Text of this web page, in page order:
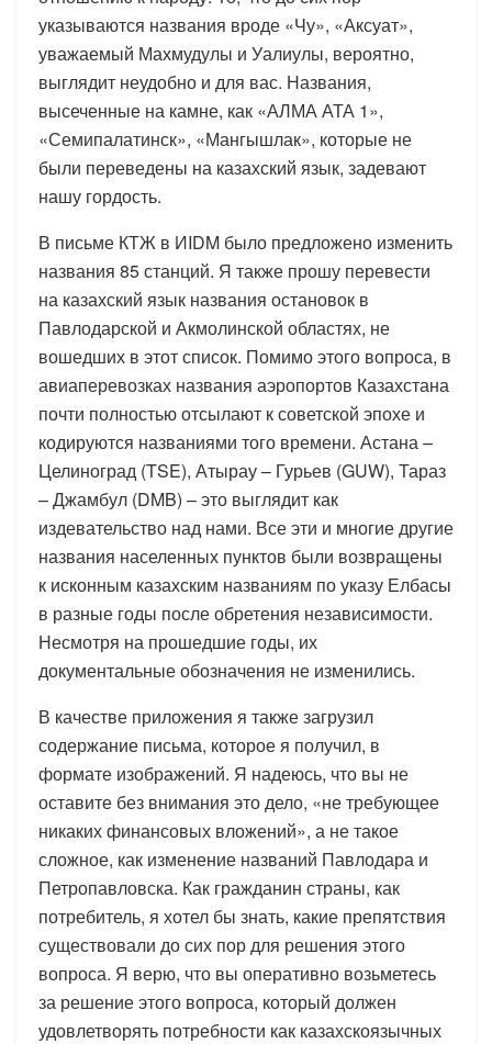
указываются названия вроде «Чу», «Аксуат»,
уважаемый Махмудулы и Уалиулы, вероятно,
выглядит неудобно и для вас. Названия,
высеченные на камне, как «АЛМА АТА 1»,
«Семипалатинск», «Мангышлак», которые не
были переведены на казахский язык, задевают
нашу гордость.
В письме КТЖ в ИIDM было предложено изменить
названия 85 станций. Я также прошу перевести
на казахский язык названия остановок в
Павлодарской и Акмолинской областях, не
вошедших в этот список. Помимо этого вопроса, в
авиаперевозках названия аэропортов Казахстана
почти полностью отсылают к советской эпохе и
кодируются названиями того времени. Астана –
Целиноград (TSE), Атырау – Гурьев (GUW), Тараз
– Джамбул (DMB) – это выглядит как
издевательство над нами. Все эти и многие другие
названия населенных пунктов были возвращены
к исконным казахским названиям по указу Елбасы
в разные годы после обретения независимости.
Несмотря на прошедшие годы, их
документальные обозначения не изменились.
В качестве приложения я также загрузил
содержание письма, которое я получил, в
формате изображений. Я надеюсь, что вы не
оставите без внимания это дело, «не требующее
никаких финансовых вложений», а не такое
сложное, как изменение названий Павлодара и
Петропавловска. Как гражданин страны, как
потребитель, я хотел бы знать, какие препятствия
существовали до сих пор для решения этого
вопроса. Я верю, что вы оперативно возьметесь
за решение этого вопроса, который должен
удовлетворять потребности как казахскоязычных